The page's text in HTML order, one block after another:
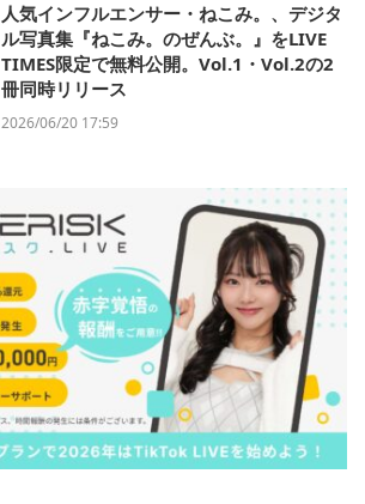
人気インフルエンサー・ねこみ。、デジタ
ル写真集『ねこみ。のぜんぶ。』をLIVE
TIMES限定で無料公開。Vol.1・Vol.2の2
冊同時リリース
2026/06/20 17:59